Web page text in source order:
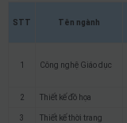
STT Tên ngành
1 Công nghệ Giáo dục
2 Thiết kế đồ họa
3 Thiết kế thời trang